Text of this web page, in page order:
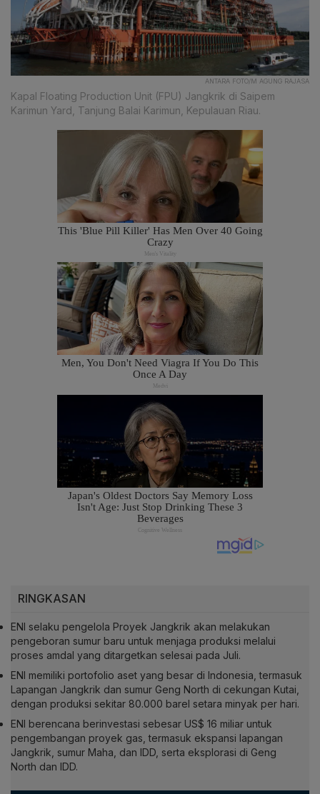
ANTARA FOTO/M AGUNG RAJASA
Kapal Floating Production Unit (FPU) Jangkrik di Saipem
Karimun Yard, Tanjung Balai Karimun, Kepulauan Riau.
RINGKASAN
ENI selaku pengelola Proyek Jangkrik akan melakukan
pengeboran sumur baru untuk menjaga produksi melalui
proses amdal yang ditargetkan selesai pada Juli.
ENI memiliki portofolio aset yang besar di Indonesia, termasuk
Lapangan Jangkrik dan sumur Geng North di cekungan Kutai,
dengan produksi sekitar 80.000 barel setara minyak per hari.
ENI berencana berinvestasi sebesar US$ 16 miliar untuk
pengembangan proyek gas, termasuk ekspansi lapangan
Jangkrik, sumur Maha, dan IDD, serta eksplorasi di Geng
North dan IDD.